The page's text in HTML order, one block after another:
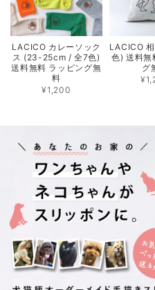
LACICO カレーソック
ス (23-25cm / 全7色)
送料無料 ラッピング無
料
¥1,200
LACICO
色) 送料無
グ